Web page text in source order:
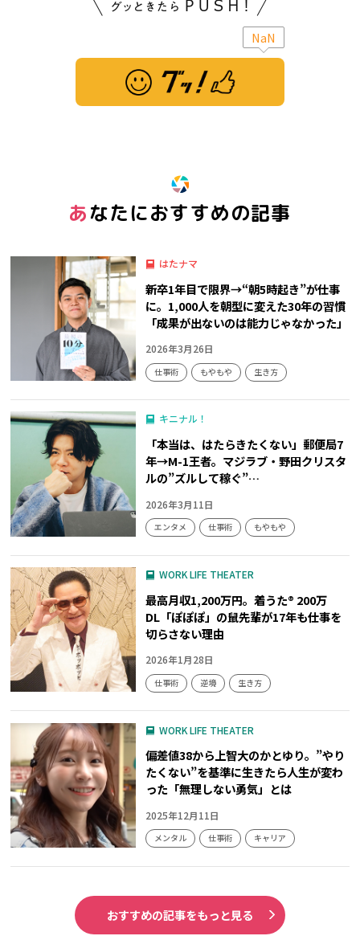
NaN
あなたにおすすめの記事
はたナマ
新卒1年目で限界→“朝5時起き”が仕事
に。1,000人を朝型に変えた30年の習慣
「成果が出ないのは能力じゃなかった」
2026年3月26日
仕事術 もやもや 生き方
キニナル！
「本当は、はたらきたくない」郵便局7
年→M-1王者。マジラブ・野田クリスタ
ルの”ズルして稼ぐ”…
2026年3月11日
エンタメ 仕事術 もやもや
WORK LIFE THEATER
最高月収1,200万円。着うた® 200万
DL「ぽぽぽ」の鼠先輩が17年も仕事を
切らさない理由
2026年1月28日
仕事術 逆境 生き方
WORK LIFE THEATER
偏差値38から上智大のかとゆり。”やり
たくない”を基準に生きたら人生が変わ
った「無理しない勇気」とは
2025年12月11日
メンタル 仕事術 キャリア
おすすめの記事をもっと見る